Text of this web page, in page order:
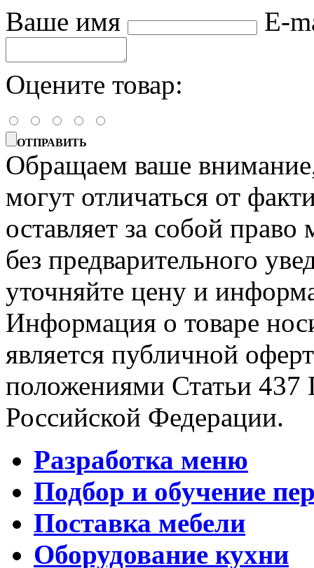
Ваше имя E-
Оцените товар:
ОТПРАВИТЬ
Обращаем ваше
могут отличаться от
оставляет за собой право
без предварительного
уточняйте цену и
Информация о товаре
является публичной
положениями Статьи 437
Российской Федерации.
Разработка меню
Подбор и обучение
Поставка мебели
Оборудование кухни